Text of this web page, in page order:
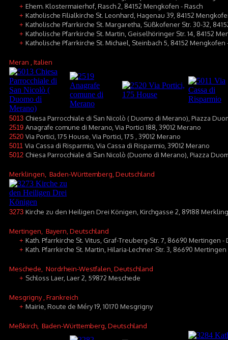
+ Ehem. Klostermaierhof, Rasch 2, 84152 Mengkofen - Rasch
+ Katholische Filialkirche St. Leonhard, Hagenau 39, 84152
+ Katholische Pfarrkirche St. Margaretha, Süßkofener Str. 30-32,
+ Katholische Pfarrkirche St. Martin, Geiselhöringer Str. 14, 84152
+ Katholische Pfarrkirche St. Michael, Steinbach 5, 84152 Mengkofen
Meran , Italien
5013 Chiesa Parrocchiale di San Nicolò ( Duomo di Merano), Piazza
2519 Anagrafe comune di Merano, Via Portici 188, 39012 Merano
2520 Via Portici, 175 House, Via Portici, 175 , 39012 Merano
5011 Via Cassa di Risparmio, Via Cassa di Risparmio, 39012 Merano
5012 Chiesa Parrocchiale di San Nicolò (Duomo di Merano), Piazza
Merklingen , Baden-Württemberg, Deutschland
3273 Kirche zu den Heiligen Drei Königen, Kirchgasse 2, 89188
Mertingen , Bayern, Deutschland
+ Kath. Pfarrkirche St. Vitus, Graf-Treuberg-Str. 7, 86690 Mertingen -
+ Kath. Pfarrkirche St. Martin, Hilaria-Lechner-Str. 3, 86690 Mertingen
Meschede , Nordrhein-Westfalen, Deutschland
+ Schloss Laer, Laer 2, 59872 Meschede
Mesgrigny, Frankreich
+ Mairie, Route de Méry 19, 10170 Mesgrigny
Meßkirch , Baden-Württemberg, Deutschland